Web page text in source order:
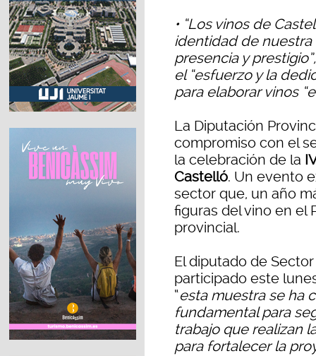
• “Los vinos de
identidad de nuestra
presencia y
el “esfuerzo y la
para elaborar vinos
La Diputación
compromiso con el
la celebración de la
Castelló. Un evento
sector que, un año
figuras del vino en el
provincial.
El diputado de
participado este
“esta muestra se ha
fundamental para
trabajo que realizan
para fortalecer la